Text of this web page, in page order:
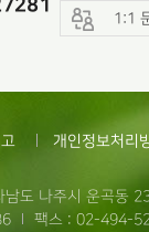
1:1
개인정보처리
남도 나주시 운곡동
팩스 : 02-494-